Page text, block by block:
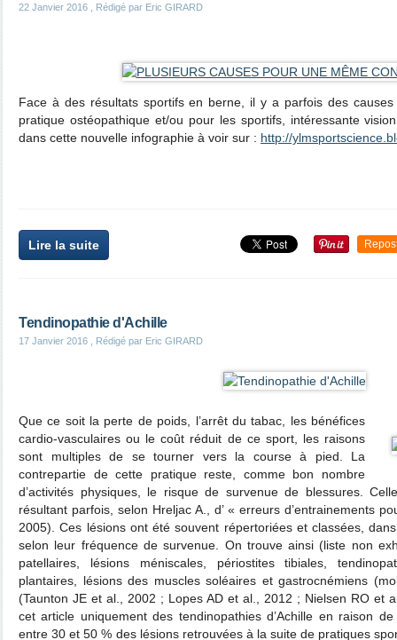
22 Janvier 2016 , Rédigé par Eric GIRARD
​Face à des résultats sportifs en berne, il y a parfois des
pratique ostéopathique et/ou pour les sportifs, intéressante
dans cette nouvelle infographie à voir sur : http://
Lire la suite
Tendinopathie d'Achille
17 Janvier 2016 , Rédigé par Eric GIRARD
Que ce soit la perte de poids, l’arrêt du tabac, les bénéfices
cardio-vasculaires ou le coût réduit de ce sport, les raisons
sont multiples de se tourner vers la course à pied. La
contrepartie de cette pratique reste, comme bon nombre
d’activités physiques, le risque de survenue de blessures.
résultant parfois, selon Hreljac A., d’ « erreurs d’entrainements
2005). Ces lésions ont été souvent répertoriées et classées,
selon leur fréquence de survenue. On trouve ainsi (liste non
patellaires, lésions méniscales, périostites tibiales,
plantaires, lésions des muscles soléaires et gastrocnémiens
(Taunton JE et al., 2002 ; Lopes AD et al., 2012 ; Nielsen RO et
cet article uniquement des tendinopathies d’Achille en raison
entre 30 et 50 % des lésions retrouvées à la suite de pratiques